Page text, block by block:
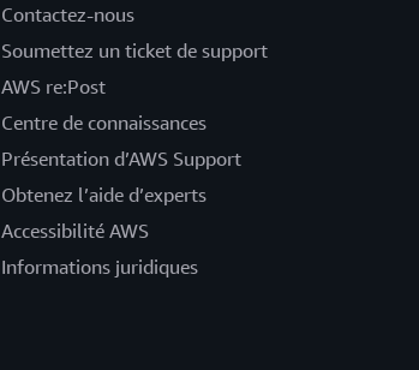
Contactez-nous
Soumettez un ticket de support
AWS re:Post
Centre de connaissances
Présentation d’AWS Support
Obtenez l’aide d’experts
Accessibilité AWS
Informations juridiques